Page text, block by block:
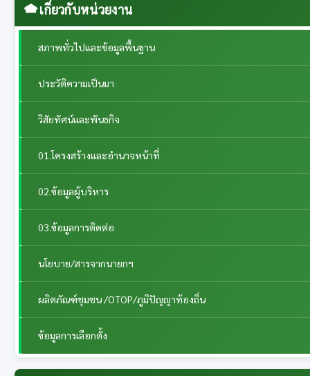
เกี่ยวกับหน่วยงาน
สภาพทั่วไปและข้อมูลพื้นฐาน
ประวัติความเป็นมา
วิสัยทัศน์และพันธกิจ
01.โครงสร้างและอำนาจหน้าที่
02.ข้อมูลผู้บริหาร
03.ข้อมูลการติดต่อ
นโยบาย/สารจากนายกฯ
ผลิตภัณฑ์ชุมชน /OTOP/ภูมิปัญญาท้องถิ่น
ข้อมูลการเลือกตั้ง